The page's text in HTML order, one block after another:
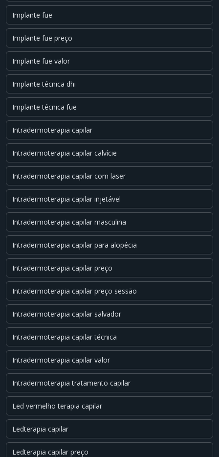
Implante fue
Implante fue preço
Implante fue valor
Implante técnica dhi
Implante técnica fue
Intradermoterapia capilar
Intradermoterapia capilar calvície
Intradermoterapia capilar com laser
Intradermoterapia capilar injetável
Intradermoterapia capilar masculina
Intradermoterapia capilar para alopécia
Intradermoterapia capilar preço
Intradermoterapia capilar preço sessão
Intradermoterapia capilar salvador
Intradermoterapia capilar técnica
Intradermoterapia capilar valor
Intradermoterapia tratamento capilar
Led vermelho terapia capilar
Ledterapia capilar
Ledterapia capilar preço